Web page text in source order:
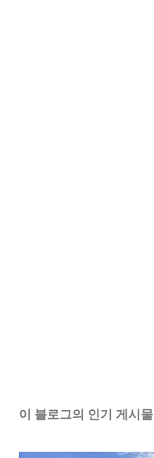
이 블로그의 인기 게시물